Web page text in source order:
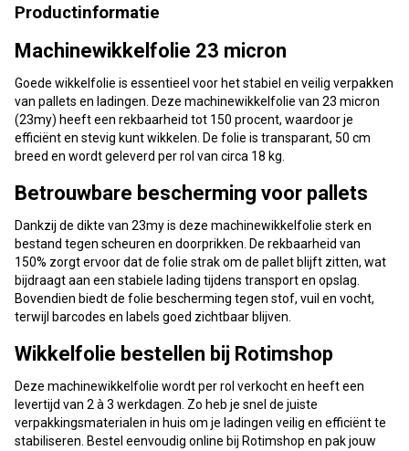
Productinformatie
Machinewikkelfolie 23 micron
Goede wikkelfolie is essentieel voor het stabiel en veilig verpakken
van pallets en ladingen. Deze machinewikkelfolie van 23 micron
(23my) heeft een rekbaarheid tot 150 procent, waardoor je
efficiënt en stevig kunt wikkelen. De folie is transparant, 50 cm
breed en wordt geleverd per rol van circa 18 kg.
Betrouwbare bescherming voor pallets
Dankzij de dikte van 23my is deze machinewikkelfolie sterk en
bestand tegen scheuren en doorprikken. De rekbaarheid van
150% zorgt ervoor dat de folie strak om de pallet blijft zitten, wat
bijdraagt aan een stabiele lading tijdens transport en opslag.
Bovendien biedt de folie bescherming tegen stof, vuil en vocht,
terwijl barcodes en labels goed zichtbaar blijven.
Wikkelfolie bestellen bij Rotimshop
Deze machinewikkelfolie wordt per rol verkocht en heeft een
levertijd van 2 à 3 werkdagen. Zo heb je snel de juiste
verpakkingsmaterialen in huis om je ladingen veilig en efficiënt te
stabiliseren. Bestel eenvoudig online bij Rotimshop en pak jouw